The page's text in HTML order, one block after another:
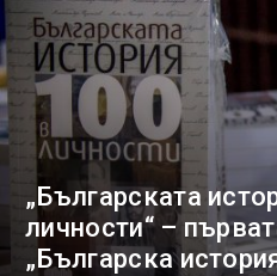
„Българската
личности“ –
„Българска